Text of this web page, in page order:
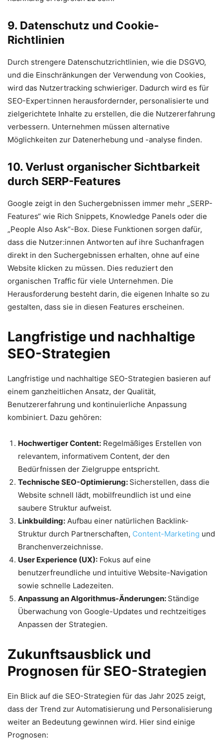
9. Datenschutz und Cookie-
Richtlinien
Durch strengere Datenschutzrichtlinien, wie die DSGVO,
und die Einschränkungen der Verwendung von Cookies,
wird das Nutzertracking schwieriger. Dadurch wird es für
SEO-Expert:innen herausfordernder, personalisierte und
zielgerichtete Inhalte zu erstellen, die die Nutzererfahrung
verbessern. Unternehmen müssen alternative
Möglichkeiten zur Datenerhebung und -analyse finden.
10. Verlust organischer Sichtbarkeit
durch SERP-Features
Google zeigt in den Suchergebnissen immer mehr „SERP-
Features“ wie Rich Snippets, Knowledge Panels oder die
„People Also Ask“-Box. Diese Funktionen sorgen dafür,
dass die Nutzer:innen Antworten auf ihre Suchanfragen
direkt in den Suchergebnissen erhalten, ohne auf eine
Website klicken zu müssen. Dies reduziert den
organischen Traffic für viele Unternehmen. Die
Herausforderung besteht darin, die eigenen Inhalte so zu
gestalten, dass sie in diesen Features erscheinen.
Langfristige und nachhaltige
SEO-Strategien
Langfristige und nachhaltige SEO-Strategien basieren auf
einem ganzheitlichen Ansatz, der Qualität,
Benutzererfahrung und kontinuierliche Anpassung
kombiniert. Dazu gehören:
Hochwertiger Content: Regelmäßiges Erstellen von
relevantem, informativem Content, der den
Bedürfnissen der Zielgruppe entspricht.
Technische SEO-Optimierung: Sicherstellen, dass die
Website schnell lädt, mobilfreundlich ist und eine
saubere Struktur aufweist.
Linkbuilding: Aufbau einer natürlichen Backlink-
Struktur durch Partnerschaften, Content-Marketing und
Branchenverzeichnisse.
User Experience (UX): Fokus auf eine
benutzerfreundliche und intuitive Website-Navigation
sowie schnelle Ladezeiten.
Anpassung an Algorithmus-Änderungen: Ständige
Überwachung von Google-Updates und rechtzeitiges
Anpassen der Strategien.
Zukunftsausblick und
Prognosen für SEO-Strategien
Ein Blick auf die SEO-Strategien für das Jahr 2025 zeigt,
dass der Trend zur Automatisierung und Personalisierung
weiter an Bedeutung gewinnen wird. Hier sind einige
Prognosen: